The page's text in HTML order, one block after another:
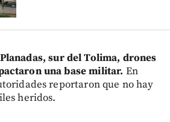
Planadas, sur del Tolima, drones
una base militar. En
reportaron que no hay
heridos.